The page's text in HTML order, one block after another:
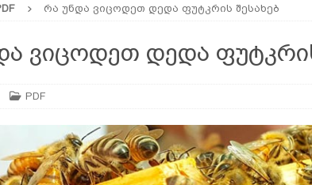
წონას უტოლდებოდა AGROPLUS
მოშენების დროს
ეკოსისტემის საფუძველია — რატომ ქრება ველური
ᲛᲔᲪᲮᲝᲕᲔᲚᲔᲝᲑᲐ
რა უნდა ვიცოდეთ დედა ფუტკრის შესახებ
ვიცოდეთ დედა
PDF